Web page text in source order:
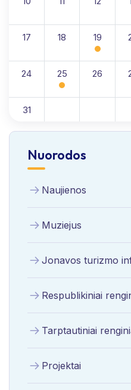
17 18 19
24 25 26
31
Nuorodos
Naujienos
Muziejus
Jonavos turizmo
Respublikiniai
Tarptautiniai
Projektai